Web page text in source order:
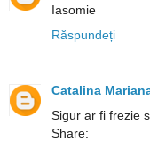
Iasomie
Răspundeți
Catalina
Sigur ar fi frezie
Share: